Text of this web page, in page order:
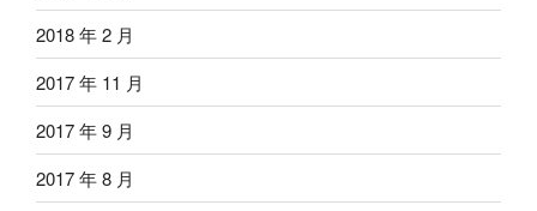
2018 年 2 月
2017 年 11 月
2017 年 9 月
2017 年 8 月